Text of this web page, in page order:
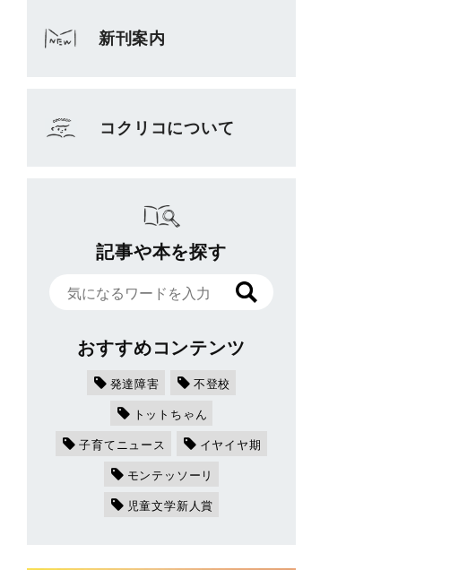
新刊案内
コクリコについて
記事や本を探す
おすすめコンテンツ
発達障害
不登校
トットちゃん
子育てニュース
イヤイヤ期
モンテッソーリ
児童文学新人賞